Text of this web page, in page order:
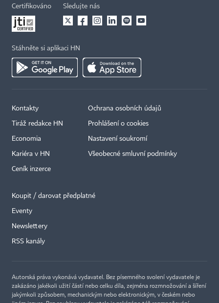
Certifikováno Sledujte nás
Stáhněte si aplikaci HN
Kontakty
Tiráž redakce HN
Economia
Kariéra v HN
Ceník inzerce
Ochrana osobních údajů
Prohlášení o cookies
Nastavení soukromí
Všeobecné smluvní podmínky
Koupit / darovat předplatné
Eventy
Newslettery
RSS kanály
Autorská práva vykonává vydavatel. Bez písemného svolení vydavatele je
zakázáno jakékoli užití částí nebo celku díla, zejména rozmnožování a šíření
jakýmkoli způsobem, mechanickým nebo elektronickým, v českém nebo